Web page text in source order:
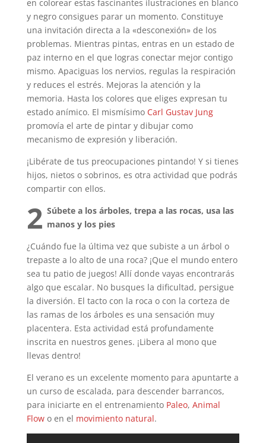
en colorear estas fascinantes ilustraciones en blanco
y negro consigues parar un momento. Constituye
una invitación directa a la «desconexión» de los
problemas. Mientras pintas, entras en un estado de
paz interno en el que logras conectar mejor contigo
mismo. Apaciguas los nervios, regulas la respiración
y reduces el estrés. Mejoras la atención y la
memoria. Hasta los colores que eliges expresan tu
estado anímico. El mismísimo Carl Gustav Jung
promovía el arte de pintar y dibujar como
mecanismo de expresión y liberación.
¡Libérate de tus preocupaciones pintando! Y si tienes
hijos, nietos o sobrinos, es otra actividad que podrás
compartir con ellos.
2 Súbete a los árboles, trepa a las rocas, usa las
manos y los pies
¿Cuándo fue la última vez que subiste a un árbol o
trepaste a lo alto de una roca? ¡Que el mundo entero
sea tu patio de juegos! Allí donde vayas encontrarás
algo que escalar. No busques la dificultad, persigue
la diversión. El tacto con la roca o con la corteza de
las ramas de los árboles es una sensación muy
placentera. Esta actividad está profundamente
inscrita en nuestros genes. ¡Libera al mono que
llevas dentro!
El verano es un excelente momento para apuntarte a
un curso de escalada, para descender barrancos,
para iniciarte en el entrenamiento Paleo, Animal
Flowo en el movimiento natural.